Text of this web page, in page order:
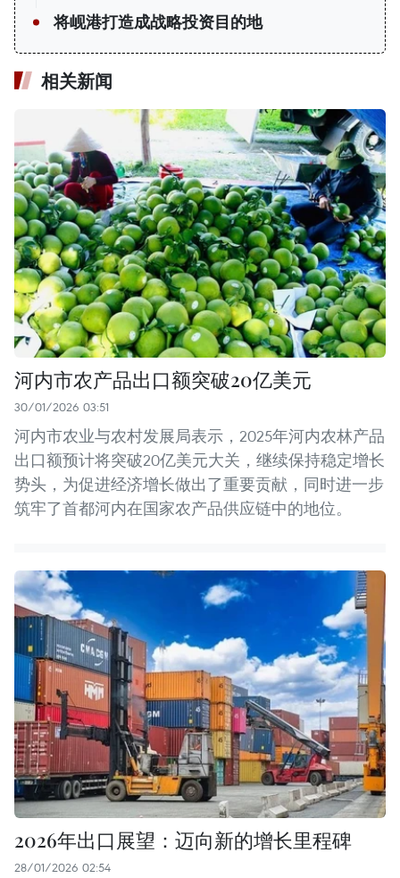
将岘港打造成战略投资目的地
相关新闻
河内市农产品出口额突破20亿美元
30/01/2026 03:51
河内市农业与农村发展局表示，2025年河内农林产品
出口额预计将突破20亿美元大关，继续保持稳定增长
势头，为促进经济增长做出了重要贡献，同时进一步
筑牢了首都河内在国家农产品供应链中的地位。
2026年出口展望：迈向新的增长里程碑
28/01/2026 02:54